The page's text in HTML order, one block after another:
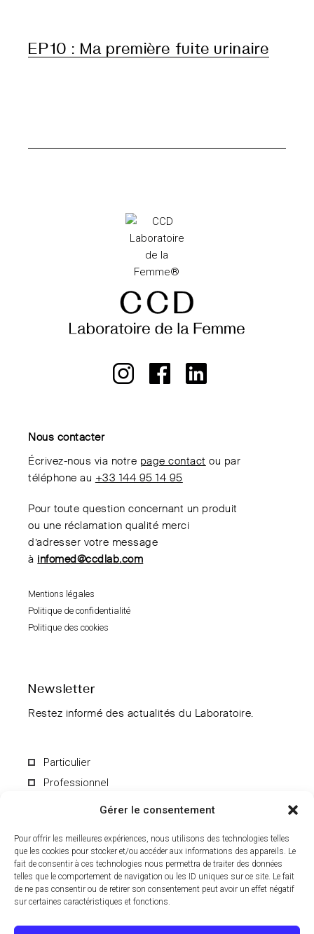
Gérer le consentement
Pour offrir les meilleures expériences, nous utilisons des technologies telles
que les cookies pour stocker et/ou accéder aux informations des appareils. Le
fait de consentir à ces technologies nous permettra de traiter des données
telles que le comportement de navigation ou les ID uniques sur ce site. Le fait
de ne pas consentir ou de retirer son consentement peut avoir un effet négatif
sur certaines caractéristiques et fonctions.
EP10 : Ma première fuite urinaire
Nous contacter
Écrivez-nous via notre page contact ou par
téléphone au +33 144 95 14 95
Pour toute question concernant un produit
ou une réclamation qualité merci
d’adresser votre message
à infomed@ccdlab.com
Mentions légales
Politique de confidentialité
Politique des cookies
Newsletter
Restez informé des actualités du Laboratoire.
Particulier
Professionnel
En soumettant le formulaire, vous acceptez de recevoir par e-mail les
informations du Laboratoire CCD. Vous pouvez vous désinscrire à
tout moment. Pour en savoir plus sur le traitement de vos données
personnelles, consultez notre
politique de confidentialité